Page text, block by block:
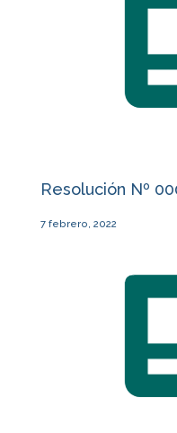
Resolución Nº
7 febrero, 2022